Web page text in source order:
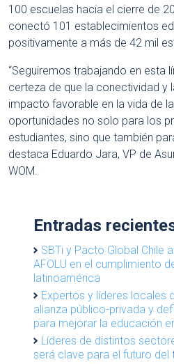
100 escuelas hacia el cierre de
conectó 101 establecimientos
positivamente a más de 42 mil
“Seguiremos trabajando en esta
certeza de que la conectividad y
impacto favorable en la vida de
oportunidades no solo para los
estudiantes, sino que también
destaca Eduardo Jara, VP de
WOM.
Entradas
SBTi y Pacto Global Chile
AFOLU en el cumplimiento
latinoamérica
Expertos y líderes locales
alianza público-privada y
para mejorar la educación
Líderes de distintos
será clave para el futuro del